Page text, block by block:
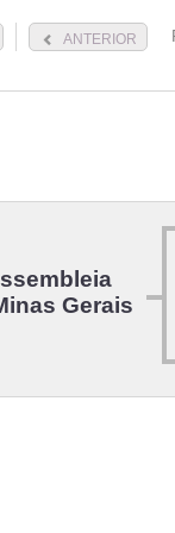
ANTERIOR
Gerais